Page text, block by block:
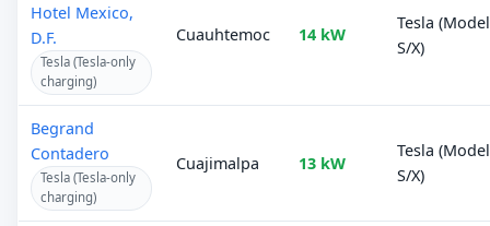
Hotel Mexico,
D.F.
Tesla (Tesla-only
charging)
Cuauhtemoc 14 kW
Tesla (Model
S/X)
Begrand
Contadero
Tesla (Tesla-only
charging)
Cuajimalpa 13 kW
Tesla (Model
S/X)